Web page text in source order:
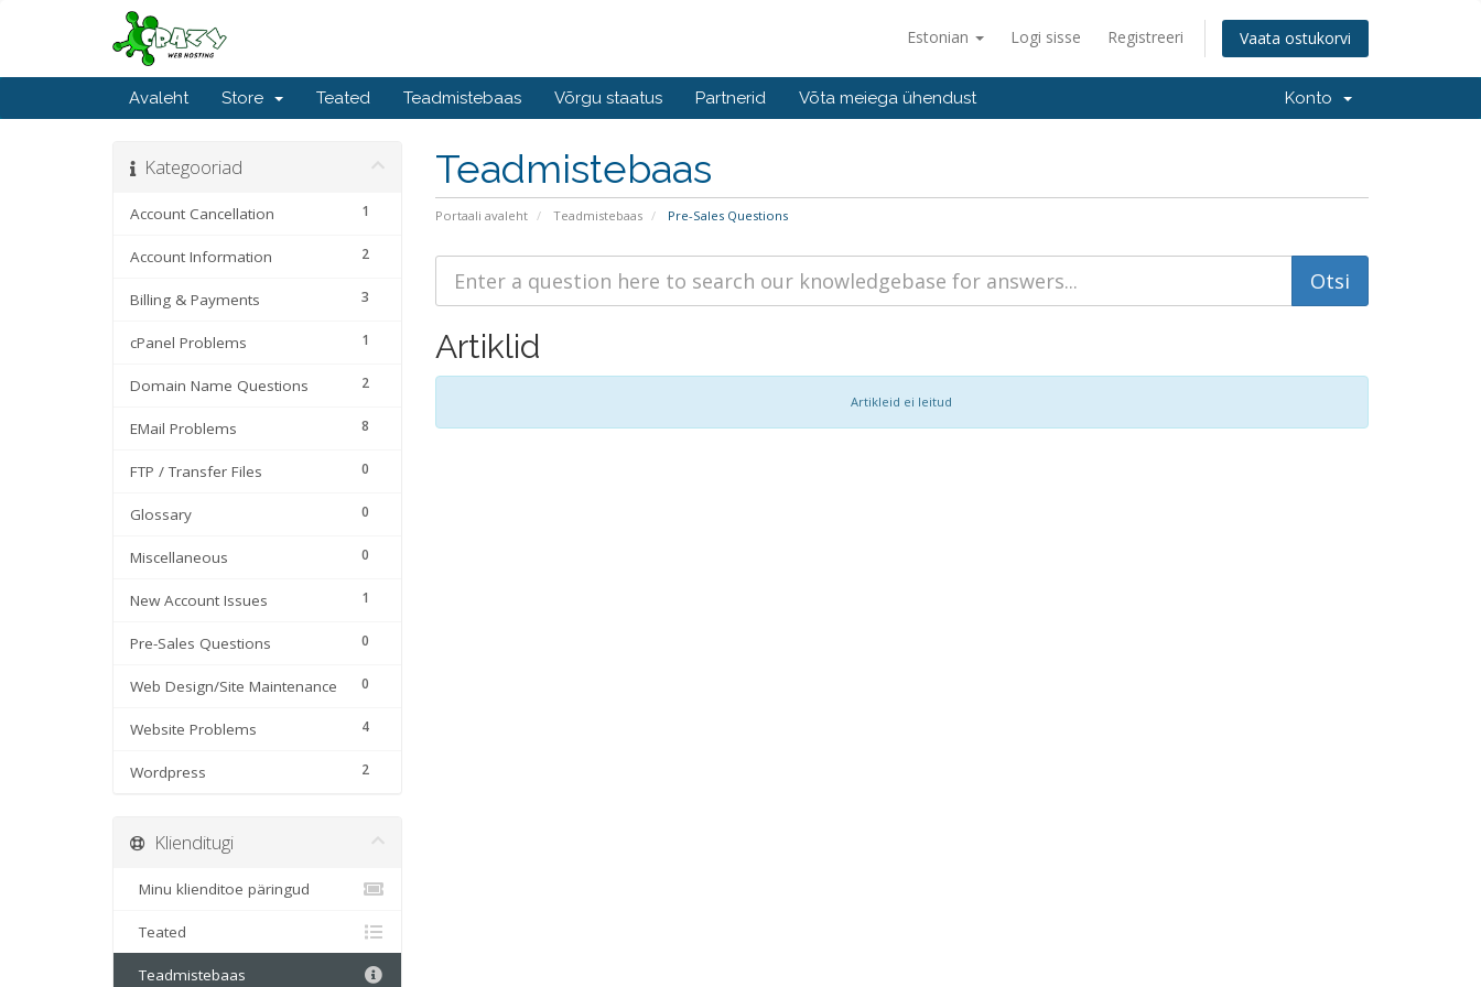
Estonian Logi sisse Registreeri Vaata ostukorvi
Avaleht Store Teated Teadmistebaas Võrgu staatus Partnerid Võta meiega ühendust Konto
Teadmistebaas
Portaali avaleht Teadmistebaas Pre-Sales Questions
Kategooriad
1
Account Cancellation
2
Account Information
3
Billing & Payments
1
cPanel Problems
2
Domain Name Questions
8
EMail Problems
0
FTP / Transfer Files
0
Glossary
0
Miscellaneous
1
New Account Issues
0
Pre-Sales Questions
0
Web Design/Site Maintenance
4
Website Problems
2
Wordpress
Artiklid
Artikleid ei leitud
Klienditugi
Minu klienditoe päringud
Teated
Teadmistebaas